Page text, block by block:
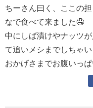
ちーさん曰く、ここの
なで食べて来ました🤤
中にしば漬けやナッツ
て追いメシまでしちゃい
おかげさまでお腹いっぱ